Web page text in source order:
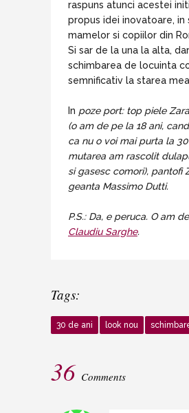
raspuns atunci acestei
propus idei inovatoare, in
mamelor si copiilor din
Si sar de la una la alta,
schimbarea de locuinta
semnificativ la starea
In poze port: top piele
(o am de pe la 18 ani,
ca nu o voi mai purta la
mutarea am rascolit
si gasesc comori), pantofi
geanta Massimo Dutti.
P.S.: Da, e peruca. O am
Claudiu Sarghe.
Tags:
30 de ani look nou
36 Comments